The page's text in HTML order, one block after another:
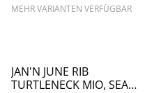
MEHR VARIANTEN VERFÜGBAR
JAN'N JUNE RIB
TURTLENECK MIO, SEA